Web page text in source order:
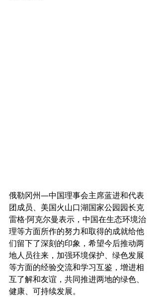
俄勒冈州—中国理事会主席蓝进和代表
团成员、美国火山口湖国家公园园长克
雷格·阿克尔曼表示，中国在生态环境治
理等方面所作的努力和取得的成就给他
们留下了深刻的印象，希望今后推动两
地人员往来，加强环境保护、绿色发展
等方面的经验交流和学习互鉴，增进相
互了解和友谊，共同推进两地的绿色、
健康、可持续发展。